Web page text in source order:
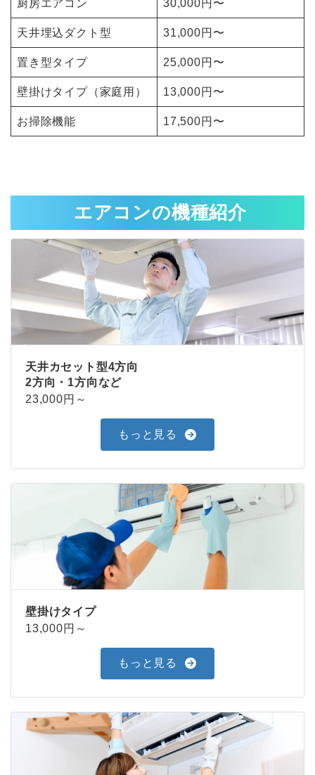
厨房エアコン 30,000円〜
天井埋込ダクト型 31,000円〜
置き型タイプ 25,000円〜
壁掛けタイプ（家庭用） 13,000円〜
お掃除機能 17,500円〜
エアコンの機種紹介
天井カセット型4方向
2方向・1方向など
23,000円～
もっと見る
壁掛けタイプ
13,000円～
もっと見る